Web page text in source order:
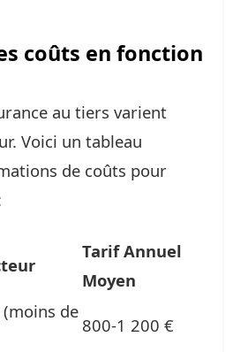
coûts en fonction
au tiers varient
Voici un tableau
de coûts pour
Tarif Annuel
Moyen
de
800-1 200 €